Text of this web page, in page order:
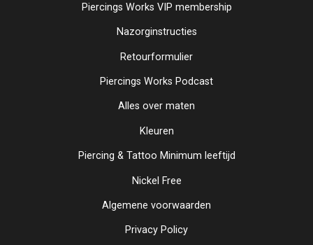
Piercings Works VIP membership
Nazorginstructies
Retourformulier
Piercings Works Podcast
Alles over maten
Kleuren
Piercing & Tattoo Minimum leeftijd
Nickel Free
Algemene voorwaarden
Privacy Policy